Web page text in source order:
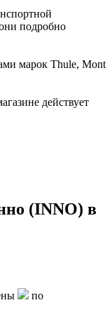
подробно
марок Thule, Mont
действует
(INNO) в
по